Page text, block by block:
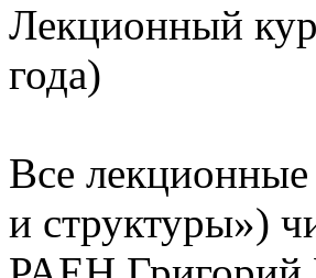
Лекционный
года)
Все
и структуры»)